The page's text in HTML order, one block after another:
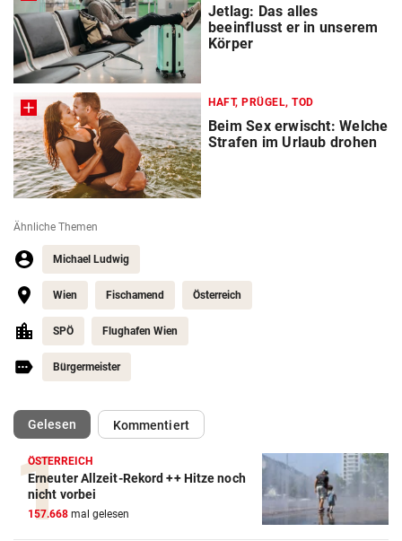
Jetlag: Das alles
beeinflusst er in unserem
Körper
HAFT, PRÜGEL, TOD
Beim Sex erwischt: Welche
Strafen im Urlaub drohen
Ähnliche Themen
Michael Ludwig
Wien Fischamend Österreich
SPÖ Flughafen Wien
Bürgermeister
Gelesen(ausgewählt)Kommentiert
ÖSTERREICH
Erneuter Allzeit-Rekord ++ Hitze noch
nicht vorbei
157.668 mal gelesen